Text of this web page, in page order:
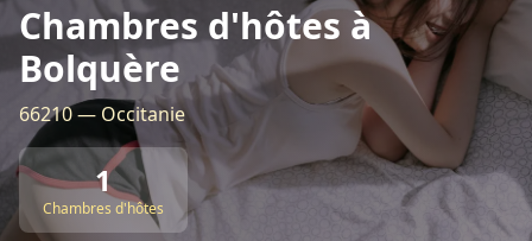
Chambres d'hôtes à
Bolquère
66210 — Occitanie
1
Chambres d'hôtes